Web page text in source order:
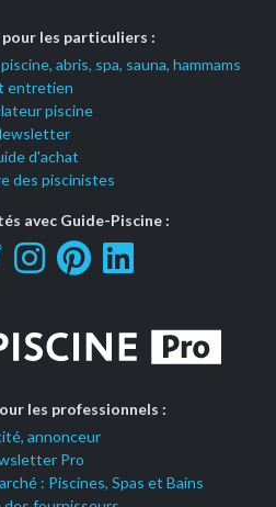
pour les particuliers :
abris, spa, sauna, hammams
entretien
piscine
d'achat
des piscinistes
avec Guide-Piscine :
les professionnels :
annonceur
Pro
: Piscines, Spas et Bains